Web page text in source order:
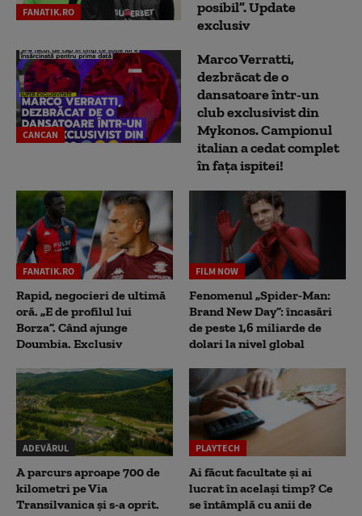
FANATIK.RO
posibil”. Update
exclusiv
CANCAN
Marco Verratti,
dezbrăcat de o
dansatoare într-un
club exclusivist din
Mykonos. Campionul
italian a cedat complet
în fața ispitei!
FANATIK.RO
Rapid, negocieri de ultimă
oră. „E de profilul lui
Borza”. Când ajunge
Doumbia. Exclusiv
FILM NOW
Fenomenul „Spider-Man:
Brand New Day”: încasări
de peste 1,6 miliarde de
dolari la nivel global
ADEVĂRUL
A parcurs aproape 700 de
kilometri pe Via
Transilvanica și s-a oprit.
PLAYTECH
Ai făcut facultate și ai
lucrat în același timp? Ce
se întâmplă cu anii de